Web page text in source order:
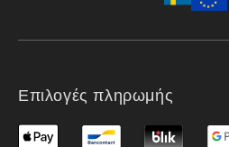
Επιλογές πληρωμής